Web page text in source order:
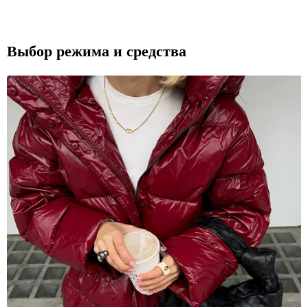
Выбор режима и средства